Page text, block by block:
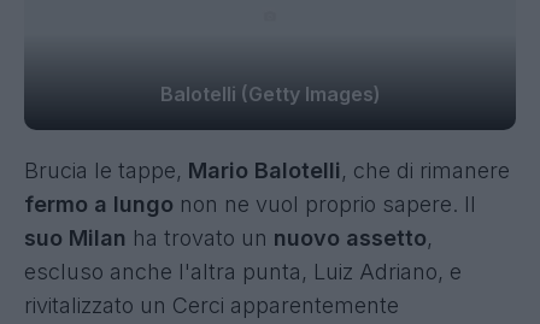
Balotelli (Getty Images)
Brucia le tappe, Mario Balotelli, che di rimanere
fermo a lungo non ne vuol proprio sapere. Il
suo Milan ha trovato un nuovo assetto,
escluso anche l'altra punta, Luiz Adriano, e
rivitalizzato un Cerci apparentemente